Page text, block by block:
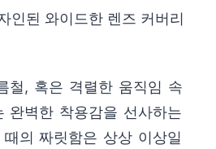
인된 와이드한 렌즈 커버리
철, 혹은 격렬한 움직임 속
완벽한 착용감을 선사하는
의 짜릿함은 상상 이상일